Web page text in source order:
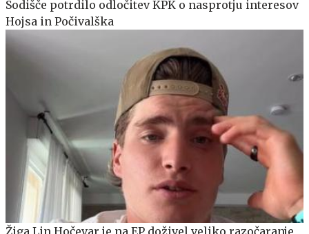
Sodišče potrdilo odločitev KPK o nasprotju interesov
Hojsa in Počivalška
Žiga Lin Hočevar je na EP doživel veliko razočaranje